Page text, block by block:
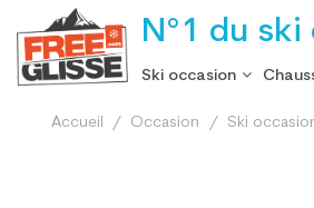
N°1 du
Ski occasion
Accueil Occasion Ski